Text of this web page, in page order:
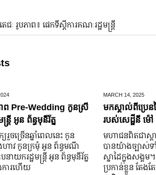
ជៈ រូបភាព៖ ផេកទីស្តីការគណៈរដ្ឋមន្រ្តី
ព Pre-Wedding កូនស្រី
រ្តី អូន ព័ន្ធមុនីរ័ត្ន
រួច​ច្រើន​ឆ្នាំ​ពេលនេះ កូន
ាវ កូនក្រមុំ អូន ព័ន្ធមណី
ាយករដ្ឋមន្ត្រី អូន ព័ន្ធមុនីរ័ត្ន
ារ​ហើយ
MARCH 14, 2025
មកស្គាល់ពីប្រេ
របស់សេដ្ឋីនី ម៉
មហាជន​ពិតជា​ស្
បាន​យ៉ាង​ច្បាស់​ទ
ស្នាដៃ​ក្នុង​សង្គម
ប្រកាន់​ខ្លួន តែង